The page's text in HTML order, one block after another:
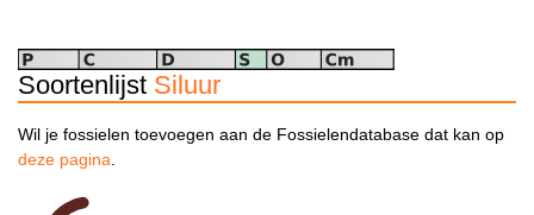
Soortenlijst Siluur
Wil je fossielen toevoegen aan de Fossielendatabase dat kan op
deze pagina.